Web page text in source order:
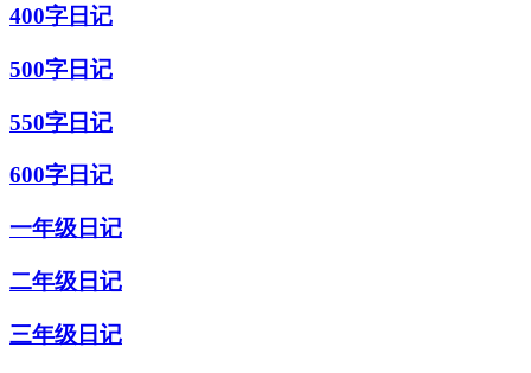
400字日记
500字日记
550字日记
600字日记
一年级日记
二年级日记
三年级日记